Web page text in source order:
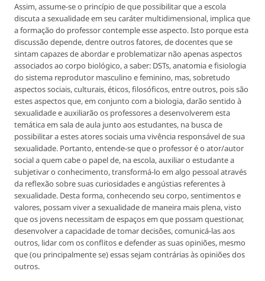
Assim, assume-se o princípio de que possibilitar que a escola
discuta a sexualidade em seu caráter multidimensional, implica que
a formação do professor contemple esse aspecto. Isto porque esta
discussão depende, dentre outros fatores, de docentes que se
sintam capazes de abordar e problematizar não apenas aspectos
associados ao corpo biológico, a saber: DSTs, anatomia e fisiologia
do sistema reprodutor masculino e feminino, mas, sobretudo
aspectos sociais, culturais, éticos, filosóficos, entre outros, pois são
estes aspectos que, em conjunto com a biologia, darão sentido à
sexualidade e auxiliarão os professores a desenvolverem esta
temática em sala de aula junto aos estudantes, na busca de
possibilitar a estes atores sociais uma vivência responsável de sua
sexualidade. Portanto, entende-se que o professor é o ator/autor
social a quem cabe o papel de, na escola, auxiliar o estudante a
subjetivar o conhecimento, transformá-lo em algo pessoal através
da reflexão sobre suas curiosidades e angústias referentes à
sexualidade. Desta forma, conhecendo seu corpo, sentimentos e
valores, possam viver a sexualidade de maneira mais plena, visto
que os jovens necessitam de espaços em que possam questionar,
desenvolver a capacidade de tomar decisões, comunicá-las aos
outros, lidar com os conflitos e defender as suas opiniões, mesmo
que (ou principalmente se) essas sejam contrárias às opiniões dos
outros.